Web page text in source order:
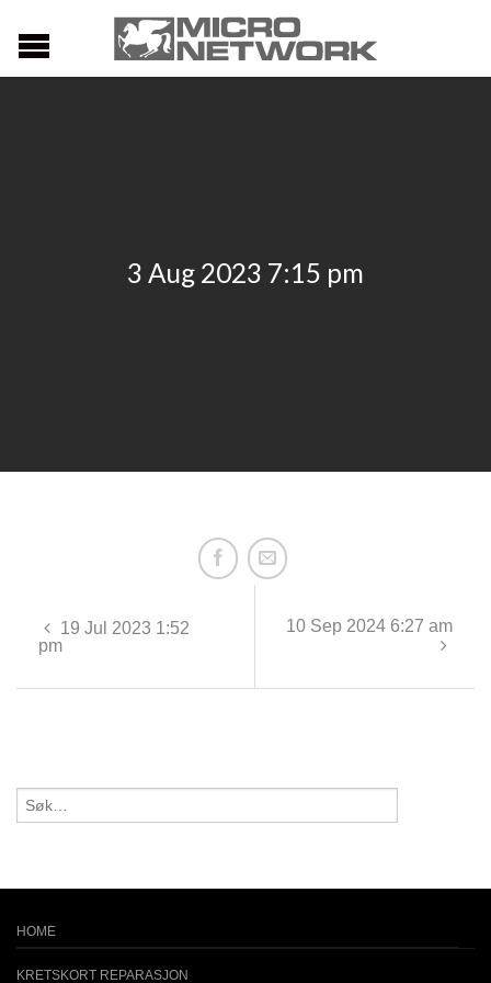
3 Aug 2023 7:15 pm
19 Jul 2023 1:52
pm
10 Sep 2024 6:27 am
HOME
KRETSKORT REPARASJON